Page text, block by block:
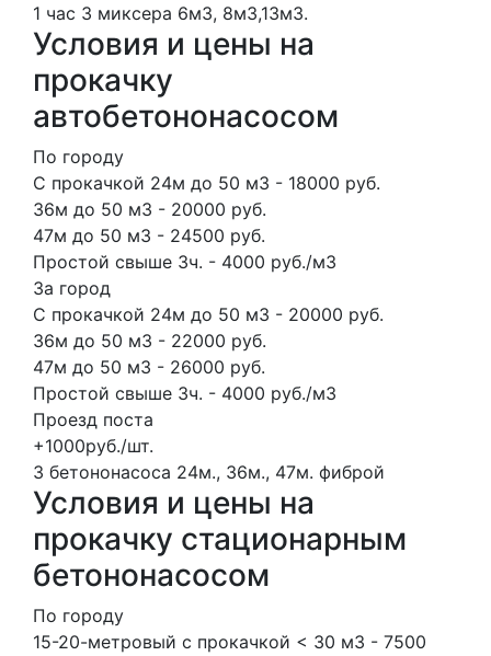
1 час 3 миксера 6м3, 8м3,13м3.
Условия и цены на
прокачку
автобетононасосом
По городу
С прокачкой 24м до 50 м3 - 18000 руб.
36м до 50 м3 - 20000 руб.
47м до 50 м3 - 24500 руб.
Простой свыше 3ч. - 4000 руб./м3
За город
С прокачкой 24м до 50 м3 - 20000 руб.
36м до 50 м3 - 22000 руб.
47м до 50 м3 - 26000 руб.
Простой свыше 3ч. - 4000 руб./м3
Проезд поста
+1000руб./шт.
3 бетононасоса 24м., 36м., 47м. фиброй
Условия и цены на
прокачку стационарным
бетононасосом
По городу
15-20-метровый с прокачкой < 30 м3 - 7500